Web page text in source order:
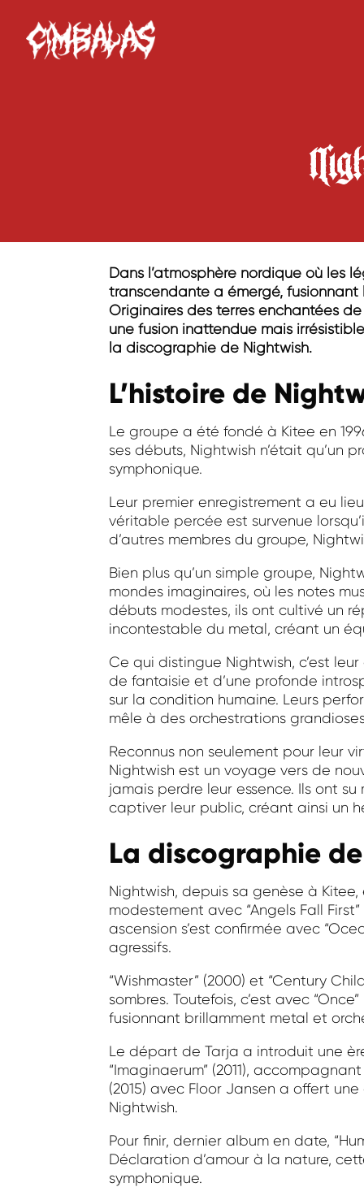
Dans l’atmosphère nordique où les
transcendante a émergé,
Originaires des terres enchantées
une fusion inattendue mais
la discographie de Nightwish.
L’histoire de
Le groupe a été fondé à Kitee en
ses débuts, Nightwish n’était qu’un
symphonique.
Leur premier enregistrement a eu
véritable percée est survenue
d’autres membres du groupe,
Bien plus qu’un simple groupe,
mondes imaginaires, où les notes
débuts modestes, ils ont cultivé un
incontestable du metal, créant un
Ce qui distingue Nightwish, c’est
de fantaisie et d’une profonde
sur la condition humaine. Leurs
mêle à des orchestrations
Reconnus non seulement pour leur
Nightwish est un voyage vers de
jamais perdre leur essence. Ils ont
captiver leur public, créant ainsi un
La discographie
Nightwish, depuis sa genèse à
modestement avec “Angels Fall
ascension s’est confirmée avec
agressifs.
“Wishmaster” (2000) et “Century
sombres. Toutefois, c’est avec
fusionnant brillamment metal et
Le départ de Tarja a introduit une
“Imaginaerum” (2011),
(2015) avec Floor Jansen a offert
Nightwish.
Pour finir, dernier album en date,
Déclaration d’amour à la nature,
symphonique.